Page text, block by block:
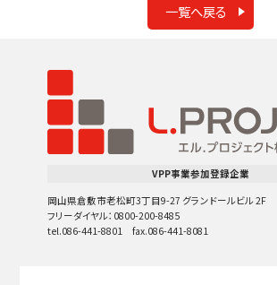
一覧へ戻る
VPP事業参加登録企業
岡山県倉敷市老松町3丁目9-27 グランドールビル 2F
フリーダイヤル：0800-200-8485
tel.086-441-8801 fax.086-441-8081